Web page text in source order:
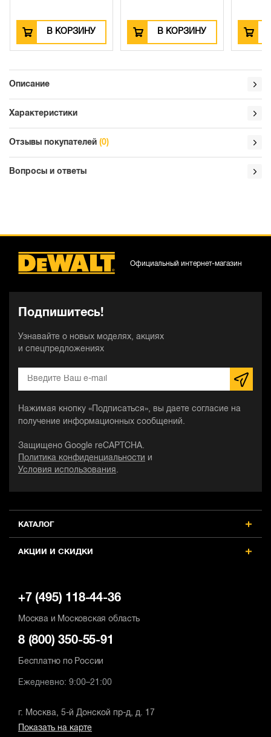
В КОРЗИНУ В КОРЗИНУ В
Описание
Характеристики
Отзывы покупателей (0)
Вопросы и ответы
КАТАЛОГ
АКЦИИ И СКИДКИ
Подпишитесь!
Узнавайте о новых моделях, акциях
и спецпредложениях
Нажимая кнопку «Подписаться», вы даете согласие на
получение информационных сообщений.
Защищено Google reCAPTCHA.
Политика конфиденциальности
и
Условия использования .
Официальный интернет-магазин
+7 (495) 118-44-36
Москва и Московская область
8 (800) 350-55-91
Бесплатно по России
Ежедневно: 9:00–21:00
г. Москва, 5-й Донской пр-д, д. 17
Показать на карте